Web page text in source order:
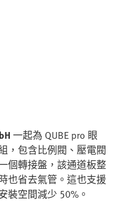
一起為 QUBE pro 眼
，包含比例閥、壓電閥
個轉接盤，該通道板整
也省去氣管。這也支援
裝空間減少 50%。